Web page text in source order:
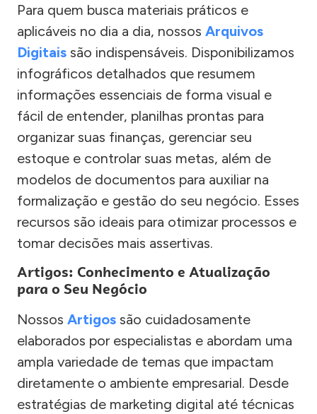
Para quem busca materiais práticos e
aplicáveis no dia a dia, nossos Arquivos
Digitais são indispensáveis. Disponibilizamos
infográficos detalhados que resumem
informações essenciais de forma visual e
fácil de entender, planilhas prontas para
organizar suas finanças, gerenciar seu
estoque e controlar suas metas, além de
modelos de documentos para auxiliar na
formalização e gestão do seu negócio. Esses
recursos são ideais para otimizar processos e
tomar decisões mais assertivas.
Artigos: Conhecimento e Atualização
para o Seu Negócio
Nossos Artigos são cuidadosamente
elaborados por especialistas e abordam uma
ampla variedade de temas que impactam
diretamente o ambiente empresarial. Desde
estratégias de marketing digital até técnicas